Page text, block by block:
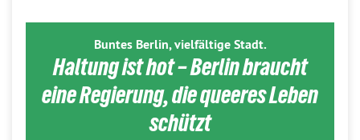
Buntes Berlin, vielfältige Stadt.
Haltung ist hot – Berlin braucht
eine Regierung, die queeres Leben
schützt